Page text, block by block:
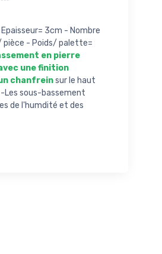
3cm - Nombre
pièce - Poids/ palette=
en pierre
une finition
chanfreinsur le haut
Les sous-bassement
de l'humdité et des